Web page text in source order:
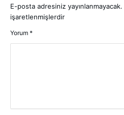
E-posta adresiniz yayınlanmayacak.
işaretlenmişlerdir
Yorum *